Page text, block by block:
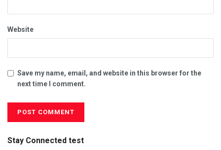
Website
Save my name, email, and website in this browser for the
next time I comment.
Stay Connected test